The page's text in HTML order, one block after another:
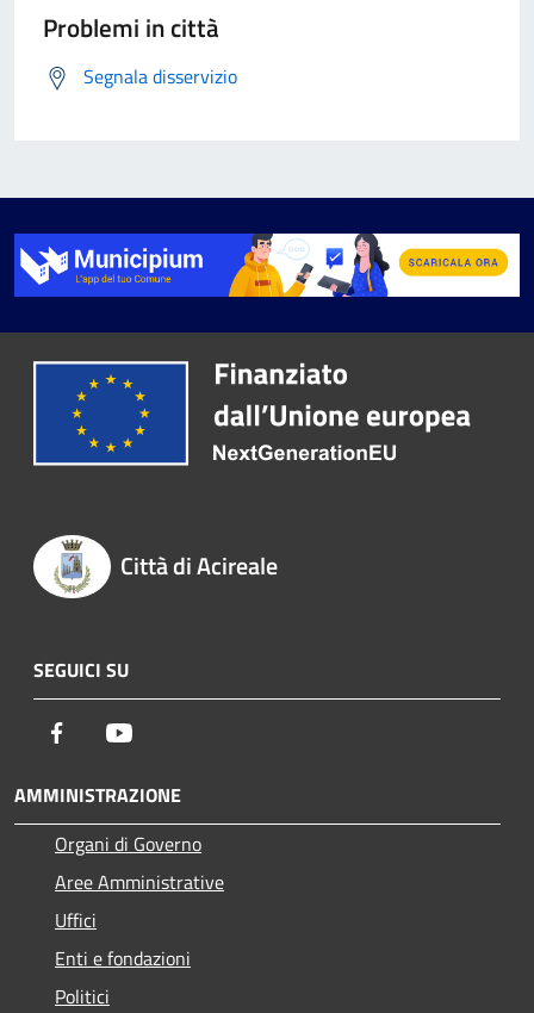
Problemi in città
Segnala disservizio
Città di Acireale
SEGUICI SU
Facebook
AMMINISTRAZIONE
Organi di Governo
Aree Amministrative
Uffici
Enti e fondazioni
Politici